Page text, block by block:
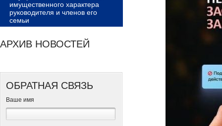
имущественного характера
руководителя и членов его
семьи
АРХИВ НОВОСТЕЙ
ОБРАТНАЯ СВЯЗЬ
Ваше имя